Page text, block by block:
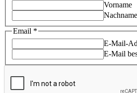
Vorname
Nachname
Name
Email
Email *
E-Mail-
E-Mail